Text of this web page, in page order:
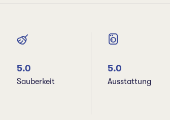
5.0
Sauberkeit
5.0
Ausstattung